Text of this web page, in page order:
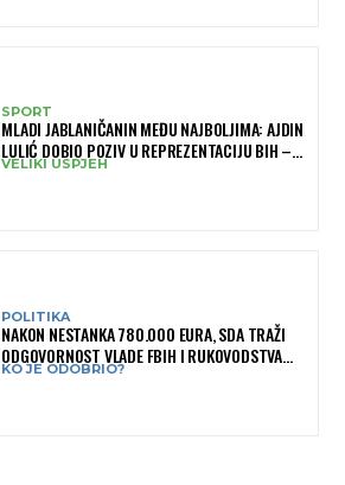
SPORT
MLADI JABLANIČANIN MEĐU NAJBOLJIMA: AJDIN
LULIĆ DOBIO POZIV U REPREZENTACIJU BIH –
BRANIT ĆE BOJE BIH NA SLOVENIA BALL
VELIKI USPJEH
POLITIKA
NAKON NESTANKA 780.000 EURA, SDA TRAŽI
ODGOVORNOST VLADE FBIH I RUKOVODSTVA
IGMANA
KO JE ODOBRIO?